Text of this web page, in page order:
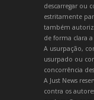
descarregar ou
estritamente
também
de forma clara
A usurpação,
usurpado ou
concorrência
A Just News
contra os